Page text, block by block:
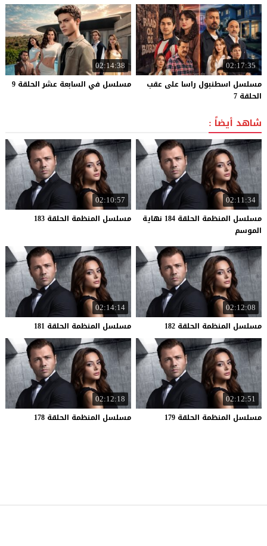
02:17:35
مسلسل اسطنبول راسا على عقب
الحلقة 7
02:14:38
مسلسل في السابعة عشر الحلقة 9
شاهد أيضاً :
02:11:34
مسلسل المنظمة الحلقة 184 نهاية
الموسم
02:10:57
مسلسل المنظمة الحلقة 183
02:12:08
مسلسل المنظمة الحلقة 182
02:14:14
مسلسل المنظمة الحلقة 181
02:12:51
مسلسل المنظمة الحلقة 179
02:12:18
مسلسل المنظمة الحلقة 178